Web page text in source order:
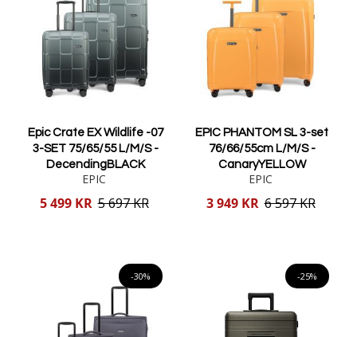
Epic Crate EX Wildlife -07
3-SET 75/65/55 L/M/S -
DecendingBLACK
EPIC
Reducerat
5 499 KR 5 697 KR
EPIC PHANTOM SL 3-set
76/66/55cm L/M/S -
CanaryYELLOW
EPIC
Reducerat
3 949 KR 6 597 KR
-30% -25%